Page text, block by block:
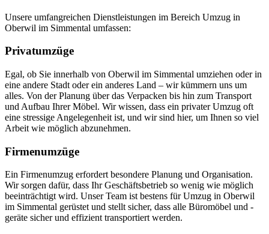
Unsere umfangreichen Dienstleistungen im Bereich Umzug in
Oberwil im Simmental umfassen:
Privatumzüge
Egal, ob Sie innerhalb von Oberwil im Simmental umziehen oder in
eine andere Stadt oder ein anderes Land – wir kümmern uns um
alles. Von der Planung über das Verpacken bis hin zum Transport
und Aufbau Ihrer Möbel. Wir wissen, dass ein privater Umzug oft
eine stressige Angelegenheit ist, und wir sind hier, um Ihnen so viel
Arbeit wie möglich abzunehmen.
Firmenumzüge
Ein Firmenumzug erfordert besondere Planung und Organisation.
Wir sorgen dafür, dass Ihr Geschäftsbetrieb so wenig wie möglich
beeinträchtigt wird. Unser Team ist bestens für Umzug in Oberwil
im Simmental gerüstet und stellt sicher, dass alle Büromöbel und -
geräte sicher und effizient transportiert werden.